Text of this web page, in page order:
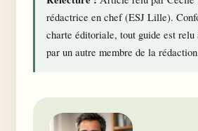
rédactrice en chef (ESJ Lille).
charte éditoriale, tout guide est
par un autre membre de la